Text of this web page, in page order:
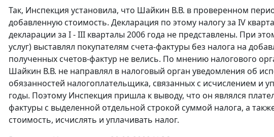
Так, Инспекция установила, что Шайкин В.В. в проверенном
добавленную стоимость. Декларация по этому налогу за IV
декларации за I - III кварталы 2006 года не представлены. При
услуг) выставлял покупателям счета-фактуры без налога на
полученных счетов-фактур не велись. По мнению налогового
Шайкин В.В. не направлял в налоговый орган уведомления об
обязанностей налогоплательщика, связанных с исчислением и
годы. Поэтому Инспекция пришла к выводу, что он являлся
фактуры с выделенной отдельной строкой суммой налога, а
стоимость, исчислять и уплачивать налог.